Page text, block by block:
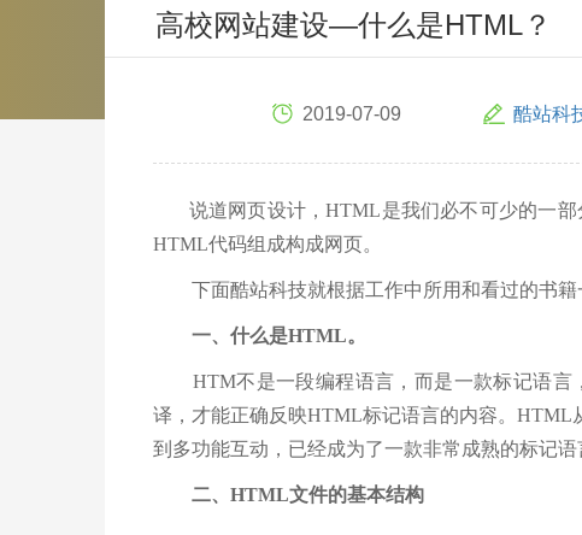
高校网站建设—什么是HTML？
2019-07-09 酷站科
说道网页设计，HTML是我们必不可少的一部
HTML代码组成构成网页。
下面酷站科技就根据工作中所用和看过的书籍
一、什么是HTML。
HTM不是一段编程语言，而是一款标记语言
译，才能正确反映HTML标记语言的内容。HTML
到多功能互动，已经成为了一款非常成熟的标记语
二、HTML文件的基本结构